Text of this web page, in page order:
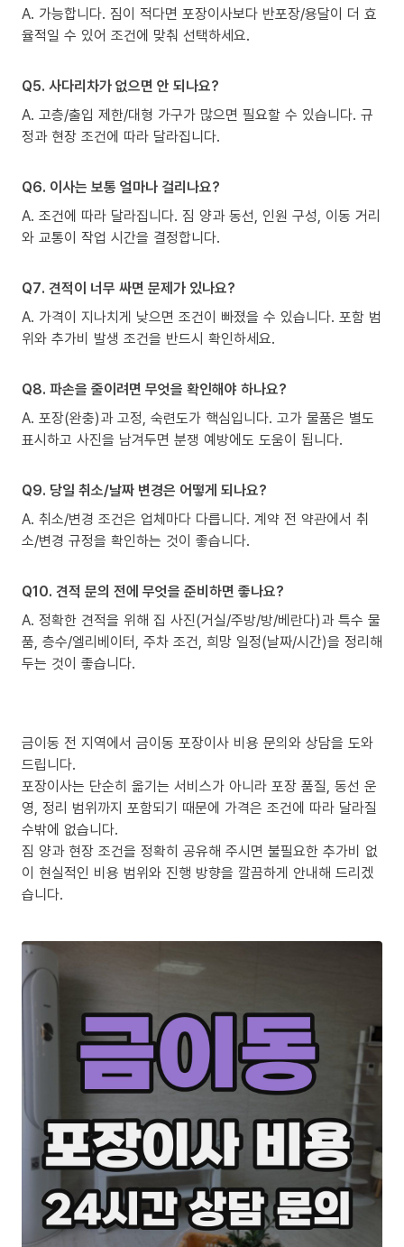
A. 가능합니다. 짐이 적다면 포장이사보다 반포장/용달이 더 효
율적일 수 있어 조건에 맞춰 선택하세요.
Q5. 사다리차가 없으면 안 되나요?
A. 고층/출입 제한/대형 가구가 많으면 필요할 수 있습니다. 규
정과 현장 조건에 따라 달라집니다.
Q6. 이사는 보통 얼마나 걸리나요?
A. 조건에 따라 달라집니다. 짐 양과 동선, 인원 구성, 이동 거리
와 교통이 작업 시간을 결정합니다.
Q7. 견적이 너무 싸면 문제가 있나요?
A. 가격이 지나치게 낮으면 조건이 빠졌을 수 있습니다. 포함 범
위와 추가비 발생 조건을 반드시 확인하세요.
Q8. 파손을 줄이려면 무엇을 확인해야 하나요?
A. 포장(완충)과 고정, 숙련도가 핵심입니다. 고가 물품은 별도
표시하고 사진을 남겨두면 분쟁 예방에도 도움이 됩니다.
Q9. 당일 취소/날짜 변경은 어떻게 되나요?
A. 취소/변경 조건은 업체마다 다릅니다. 계약 전 약관에서 취
소/변경 규정을 확인하는 것이 좋습니다.
Q10. 견적 문의 전에 무엇을 준비하면 좋나요?
A. 정확한 견적을 위해 집 사진(거실/주방/방/베란다)과 특수 물
품, 층수/엘리베이터, 주차 조건, 희망 일정(날짜/시간)을 정리해
두는 것이 좋습니다.
금이동 전 지역에서 금이동 포장이사 비용 문의와 상담을 도와
드립니다.
포장이사는 단순히 옮기는 서비스가 아니라 포장 품질, 동선 운
영, 정리 범위까지 포함되기 때문에 가격은 조건에 따라 달라질
수밖에 없습니다.
짐 양과 현장 조건을 정확히 공유해 주시면 불필요한 추가비 없
이 현실적인 비용 범위와 진행 방향을 깔끔하게 안내해 드리겠
습니다.